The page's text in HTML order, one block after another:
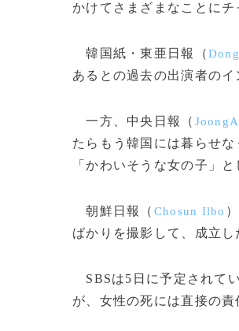
かけてさまざまなことに
韓国紙・東亜日報（
あるとの過去の出演者のイ
一方、中央日報（
たらもう韓国には暮らせ
「かわいそうな女の子」
朝鮮日報（ Chosun Ilbo
ばかりを撮影して、成立
SBSは5日に予定されて
が、女性の死には直接の